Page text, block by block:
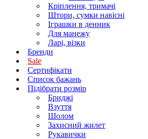
Кріплення, тримачі
Штори, сумки навісні
Іграшки в денник
Для манежу
Ларі, візки
Бренди
Sale
Сертифікати
Список бажань
Підібрати розмір
Бриджі
Взуття
Шолом
Захисний жилет
Рукавички